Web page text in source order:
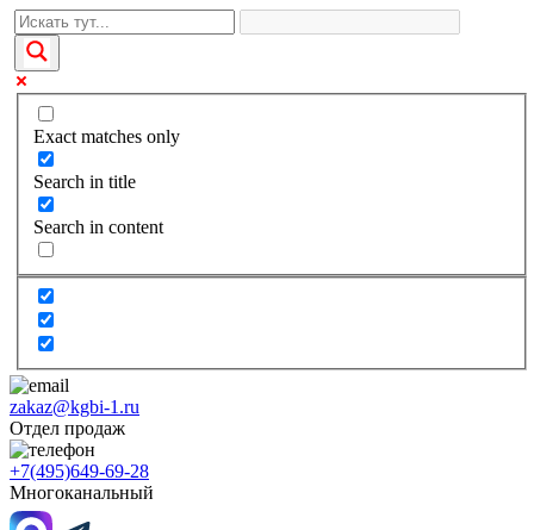
Exact matches only
Search in title
Search in content
zakaz@kgbi-1.ru
Отдел продаж
+7(495)649-69-28
Многоканальный